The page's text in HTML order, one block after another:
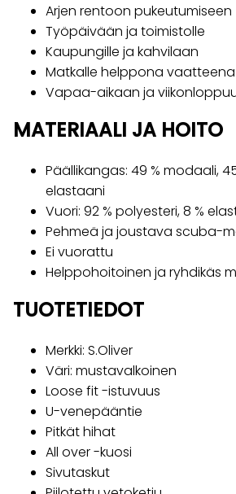
Arjen rentoon pukeutumiseen
Työpäivään ja toimistolle
Kaupungille ja kahvilaan
Matkalle helppona vaatteena
Vapaa-aikaan ja
MATERIAALI JA HOITO
Päällikangas: 49 % modaali,
elastaani
Vuori: 92 % polyesteri, 8 %
Pehmeä ja joustava scuba-
Ei vuorattu
Helppohoitoinen ja ryhdikäs
TUOTETIEDOT
Merkki: S.Oliver
Väri: mustavalkoinen
Loose fit -istuvuus
U-venepääntie
Pitkät hihat
All over -kuosi
Sivutaskut